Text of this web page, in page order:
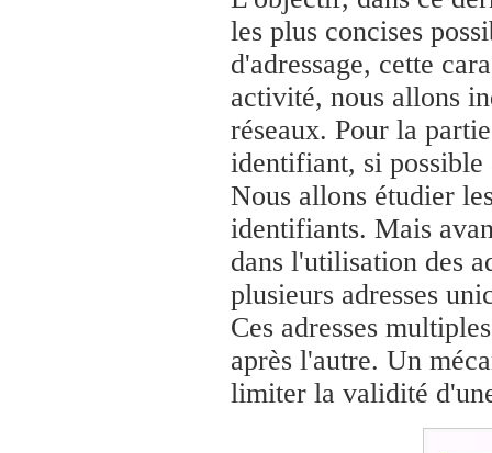
les plus concises
d'adressage, cette
activité, nous allons
réseaux. Pour la
identifiant, si
Nous allons étudier
identifiants. Mais
dans l'utilisation des
plusieurs adresses
Ces adresses
après l'autre. Un
limiter la validité